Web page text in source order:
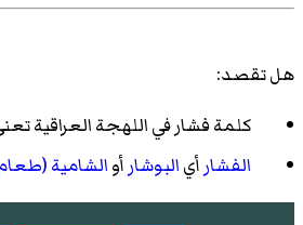
هل تقصد:
كلمة فشار في اللهجة العراقية
الفشار أيالبوشار أوالشامية